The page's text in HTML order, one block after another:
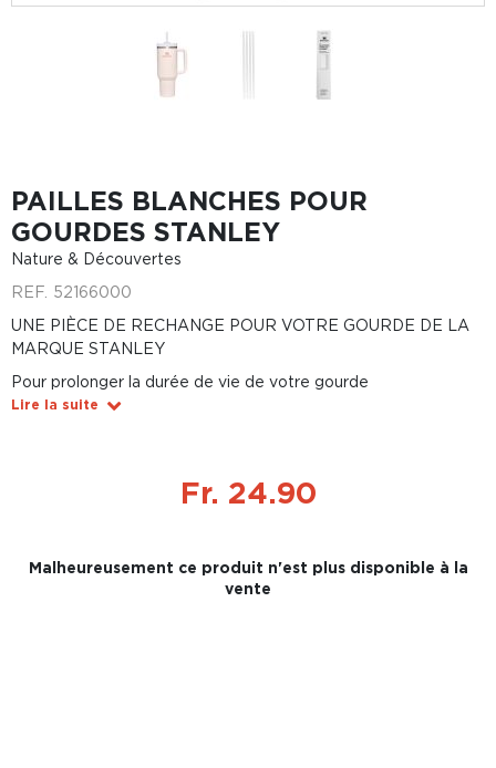
PAILLES BLANCHES POUR
GOURDES STANLEY
Nature & Découvertes
REF. 52166000
UNE PIÈCE DE RECHANGE POUR VOTRE GOURDE DE LA
MARQUE STANLEY
Pour prolonger la durée de vie de votre gourde
Lire la suite
Fr. 24.90
Malheureusement ce produit n'est plus disponible à la
vente